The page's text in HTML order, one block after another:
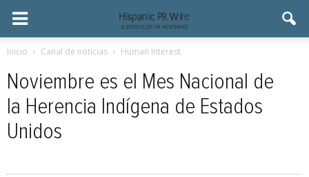
Inicio Canal de noticias Human Interest
Noviembre es el Mes Nacional de
la Herencia Indígena de Estados
Unidos